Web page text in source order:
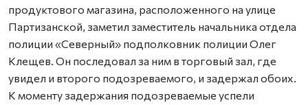
продуктового магазина, расположенного на улице
Партизанской, заметил заместитель начальника отдела
полиции «Северный» подполковник полиции Олег
Клещев. Он последовал за ним в торговый зал, где
увидел и второго подозреваемого, и задержал обоих.
К моменту задержания подозреваемые успели